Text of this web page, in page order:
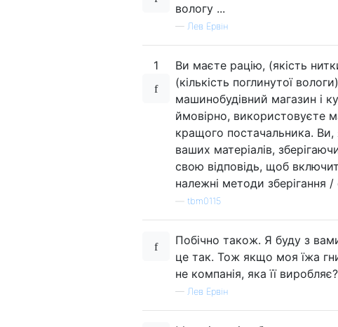
вологу ...
— Лев Ервін
1
Ви маєте рацію, (якість
(кількість поглинутої
машинобудівний магазин і
ймовірно, використовуєте
кращого постачальника.
ваших матеріалів,
свою відповідь, щоб
належні методи зберігання
tbm0115
Побічно також. Я буду з
це так. Тож якщо моя їжа
не компанія, яка її
— Лев Ервін